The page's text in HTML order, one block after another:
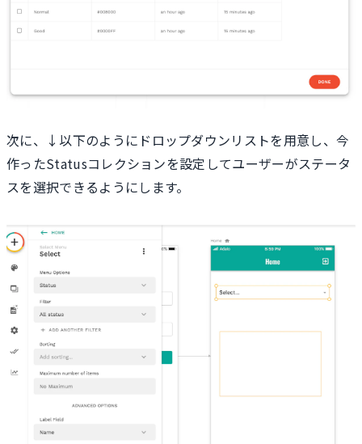
次に、↓以下のようにドロップダウンリストを用意し、今
作ったStatusコレクションを設定してユーザーがステータ
スを選択できるようにします。